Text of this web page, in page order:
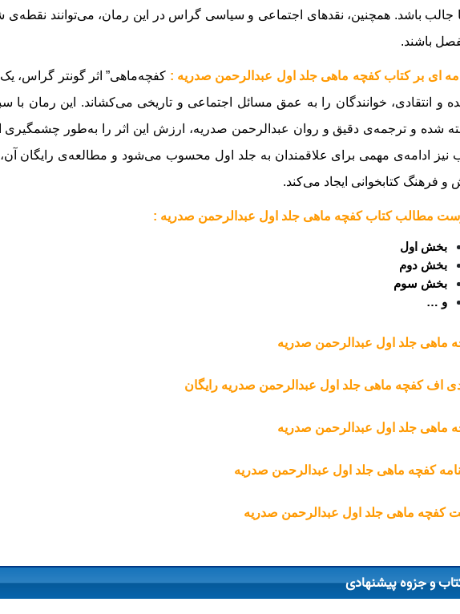
جالب باشد. همچنین، نقدهای اجتماعی و سیاسی گراس در این رمان، می‌توانند
باشند.
ای بر کتاب کفچه ماهی جلد اول عبدالرحمن صدریه : کفچه‌ماهی” اثر گونتر گراس،
و انتقادی، خوانندگان را به عمق مسائل اجتماعی و تاریخی می‌کشاند. این رمان
شده و ترجمه‌ی دقیق و روان عبدالرحمن صدریه، ارزش این اثر را به‌طور چشمگیری
نیز ادامه‌ی مهمی برای علاقمندان به جلد اول محسوب می‌شود و مطالعه‌ی رایگان
و فرهنگ کتابخوانی ایجاد می‌کند.
مطالب کتاب کفچه ماهی جلد اول عبدالرحمن صدریه :
بخش اول
بخش دوم
بخش سوم
و …
ماهی جلد اول عبدالرحمن صدریه
اف کفچه ماهی جلد اول عبدالرحمن صدریه رایگان
ماهی جلد اول عبدالرحمن صدریه
کفچه ماهی جلد اول عبدالرحمن صدریه
کفچه ماهی جلد اول عبدالرحمن صدریه
و جزوه پیشنهادی